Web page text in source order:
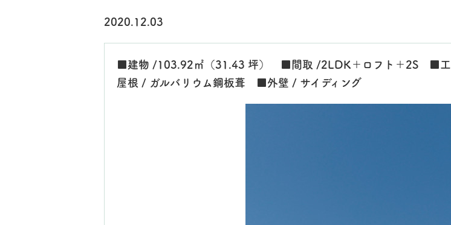
2020.12.03
■建物 /103.92㎡（31.43 坪） ■間取 /2LDK＋ロフト＋2S
屋根 / ガルバリウム鋼板葺 ■外壁 / サイディング